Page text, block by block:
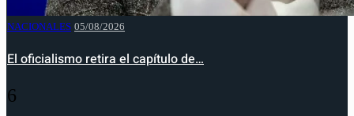
NACIONALES 05/08/2026
El oficialismo retira el capítulo de…
6